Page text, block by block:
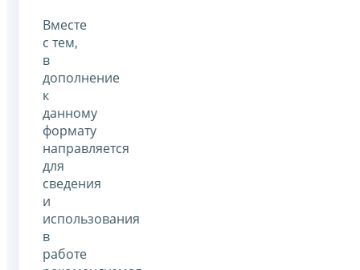
Вместе
с тем,
в
дополнение
к
данному
формату
направляется
для
сведения
и
использования
в
работе